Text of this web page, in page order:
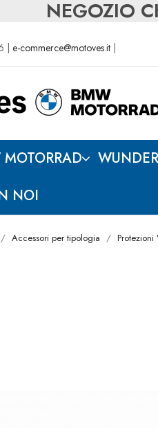
NEGOZIO
| e-commerce@motoves.it
MOTORRAD
NOI
Accessori per tipologia Protezioni